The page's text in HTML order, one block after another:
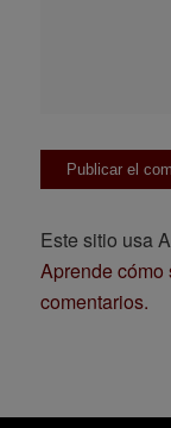
Este sitio usa
Aprende cómo
comentarios.